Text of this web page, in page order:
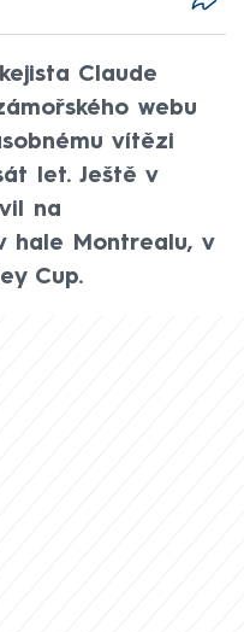
Claude
webu
vítězi
let. Ještě v
na
hale Montrealu, v
Cup.